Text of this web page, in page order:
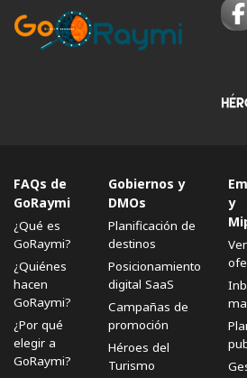
FAQs de
GoRaymi
¿Qué es
GoRaymi?
¿Quiénes
hacen
GoRaymi?
¿Por qué
elegir a
GoRaymi?
Gobiernos y
DMOs
Planificación de
destinos
Posicionamiento
digital SaaS
Campañas de
promoción
Héroes del
Turismo
y